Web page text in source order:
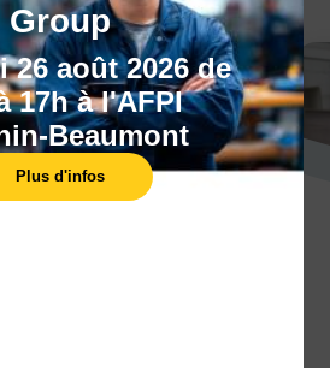
Group
26 août 2026 de
17h à l'AFPI
Beaumont
Plus d'infos